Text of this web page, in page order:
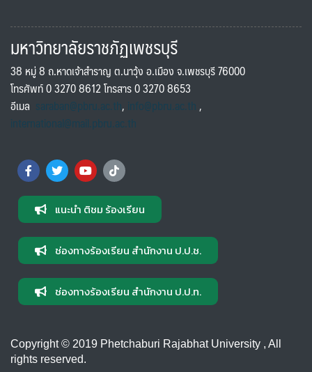
มหาวิทยาลัยราชภัฏเพชรบุรี
38 หมู่ 8 ถ.หาดเจ้าสำราญ ต.นาวุ้ง อ.เมือง จ.เพชรบุรี 76000
โทรศัพท์ 0 3270 8612 โทรสาร 0 3270 8653
อีเมล saraban@pbru.ac.th, info@pbru.ac.th,
international@mail.pbru.ac.th
แนะนำ ติชม ร้องเรียน
ช่องทางร้องเรียน สำนักงาน ป.ป.ช.
ช่องทางร้องเรียน สำนักงาน ป.ป.ท.
Copyright © 2019 Phetchaburi Rajabhat University , All
rights reserved.